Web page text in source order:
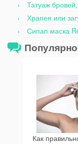
Татуаж
Храпея или
Сипап маска
Как